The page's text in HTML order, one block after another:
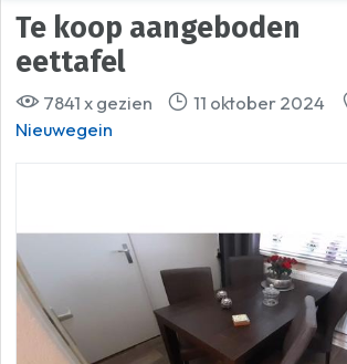
Te koop aangeboden
eettafel
7841 x gezien
11 oktober 2024
Nieuwegein